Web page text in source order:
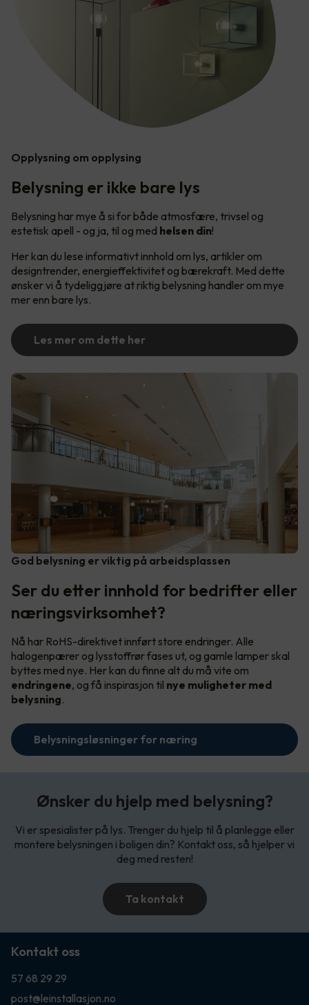
Opplysning om opplysing
Belysning er ikke bare lys
Belysning har mye å si for både atmosfære, trivsel og
estetisk apell - og ja, til og med helsen din!
Her kan du lese informativt innhold om lys, artikler om
designtrender, energieffektivitet og bærekraft. Med dette
ønsker vi å tydeliggjøre at riktig belysning handler om mye
mer enn bare lys.
Les mer om dette her
God belysning er viktig på arbeidsplassen
Ser du etter innhold for bedrifter eller
næringsvirksomhet?
Nå har RoHS-direktivet innført store endringer. Alle
halogenpærer og lysstoffrør fases ut, og gamle lamper skal
byttes med nye. Her kan du finne alt du må vite om
endringene, og få inspirasjon til nye muligheter med
belysning.
Belysningsløsninger for næring
Ønsker du hjelp med belysning?
Vi er spesialister på lys. Trenger du hjelp til å planlegge eller
montere belysningen i boligen din? Kontakt oss, så hjelper vi
deg med resten!
Ta kontakt
Kontakt oss
57 68 29 29
post@leinstallasjon.no